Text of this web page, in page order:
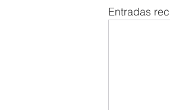
Entradas